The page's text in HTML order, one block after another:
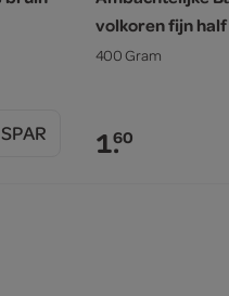
volkoren fijn half
400 Gram
1.60